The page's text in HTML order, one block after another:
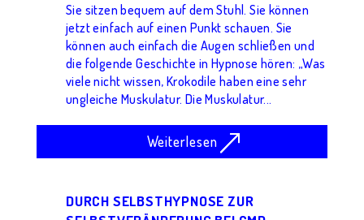
Sie sitzen bequem auf dem Stuhl. Sie können
jetzt einfach auf einen Punkt schauen. Sie
können auch einfach die Augen schließen und
die folgende Geschichte in Hypnose hören: „Was
viele nicht wissen, Krokodile haben eine sehr
ungleiche Muskulatur. Die Muskulatur...
Weiterlesen
DURCH SELBSTHYPNOSE ZUR